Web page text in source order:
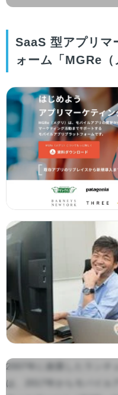
SaaS 型アプリマ
ォーム「MGRe（
2007年に創業したランチ
は、2017年からモバイル